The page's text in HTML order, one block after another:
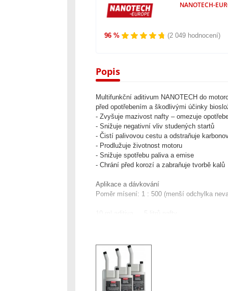
96 % (2 049 hodnocení)
NANOTECH-
Popis
Multifunkční aditivum NANOTECH do
před opotřebením a škodlivými účinky
- Zvyšuje mazivost nafty – omezuje
- Snižuje negativní vliv studených startů
- Čistí palivovou cestu a odstraňuje
- Prodlužuje životnost motoru
- Snižuje spotřebu paliva a emise
- Chrání před korozí a zabraňuje tvorbě kalů
Aplikace a dávkování
Poměr mísení: 1 : 500 (menší odchylka
Jak správně použít
Před použitím aditivum DOBŘE
Nalijte ho do nádrže před tankováním – tím